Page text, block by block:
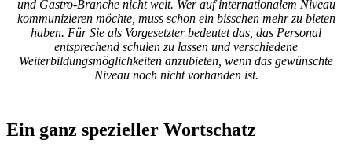
und Gastro-Branche nicht weit. Wer auf internationalem Niveau
kommunizieren möchte, muss schon ein bisschen mehr zu bieten
haben. Für Sie als Vorgesetzter bedeutet das, das Personal
entsprechend schulen zu lassen und verschiedene
Weiterbildungsmöglichkeiten anzubieten, wenn das gewünschte
Niveau noch nicht vorhanden ist.
Ein ganz spezieller Wortschatz